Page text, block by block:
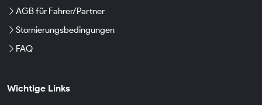
AGB für Fahrer/Partner
Stornierungsbedingungen
FAQ
Wichtige Links